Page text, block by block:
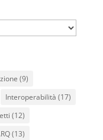
(9)
Interoperabilità (17)
(12)
(13)